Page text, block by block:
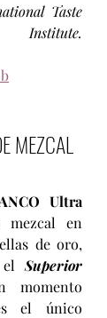
Taste
MEZCAL
Ultra
en
de oro,
Superior
momento
el único